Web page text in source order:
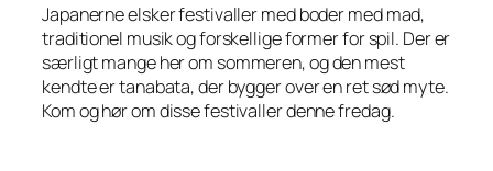
Japanerne elsker festivaller med boder med mad,
traditionel musik og forskellige former for spil. Der er
særligt mange her om sommeren, og den mest
kendte er tanabata, der bygger over en ret sød myte.
Kom og hør om disse festivaller denne fredag.